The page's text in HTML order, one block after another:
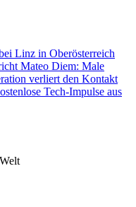
Linz in Oberösterreich
Mateo Diem: Male
verliert den Kontakt
Tech-Impulse aus